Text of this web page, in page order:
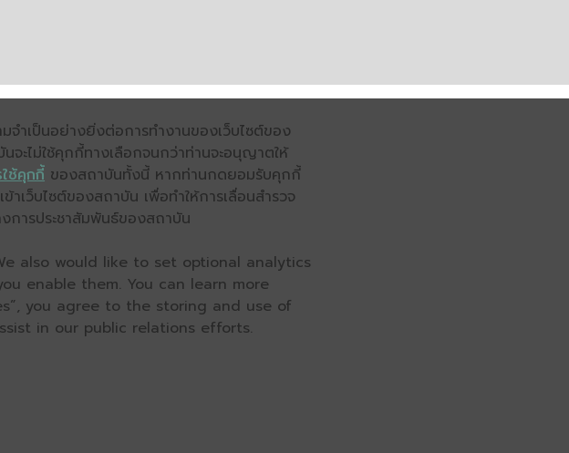
ำเป็นอย่างยิ่งต่อการทำงานของเว็บไซต์ของ
จะไม่ใช้คุกกี้ทางเลือกจนกว่าท่านจะอนุญาตให้
ช้คุกกี้ ของสถาบันทั้งนี้ หากท่านกดยอมรับคุกกี้
เว็บไซต์ของสถาบัน เพื่อทำให้การเลื่อนสำรวจ
การประชาสัมพันธ์ของสถาบัน
also would like to set optional analytics
enable them. You can learn more
you agree to the storing and use of
in our public relations efforts.